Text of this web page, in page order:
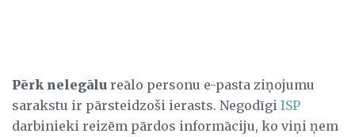
Pērk nelegālu reālo personu e-pasta ziņojumu
sarakstu ir pārsteidzoši ierasts. Negodīgi ISP
darbinieki reizēm pārdos informāciju, ko viņi ņem